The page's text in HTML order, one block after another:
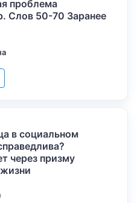
проблема
Слов 50-70 Заранее
в социальном
через призму